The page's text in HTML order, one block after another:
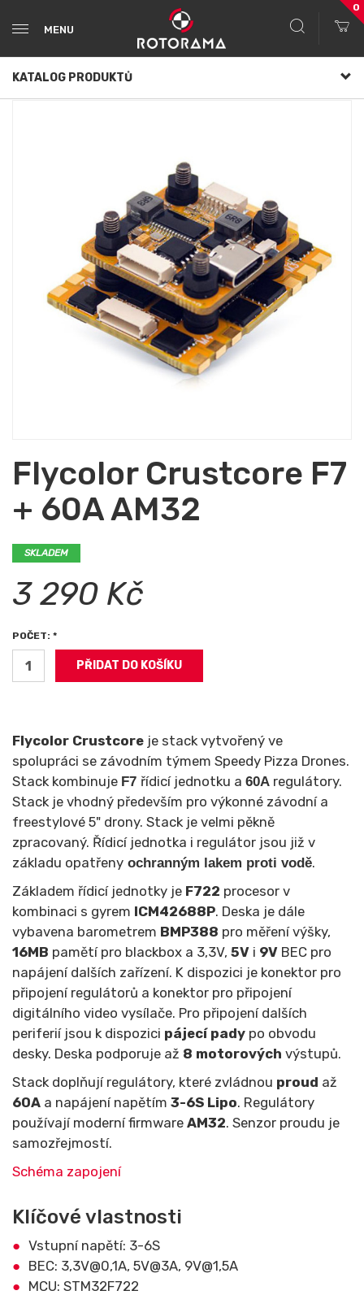
MENU
0
KATALOG PRODUKTŮ
Flycolor Crustcore F7
+ 60A AM32
SKLADEM
3 290 Kč
POČET: *
Flycolor Crustcore je stack vytvořený ve
spolupráci se závodním týmem Speedy Pizza Drones.
Stack kombinuje F7 řídicí jednotku a 60A regulátory.
Stack je vhodný především pro výkonné závodní a
freestylové 5" drony. Stack je velmi pěkně
zpracovaný. Řídicí jednotka i regulátor jsou již v
základu opatřeny ochranným lakem proti vodě.
Základem řídicí jednotky je F722 procesor v
kombinaci s gyrem ICM42688P. Deska je dále
vybavena barometrem BMP388 pro měření výšky,
16MB pamětí pro blackbox a 3,3V, 5V i 9V BEC pro
napájení dalších zařízení. K dispozici je konektor pro
připojení regulátorů a konektor pro připojení
digitálního video vysílače. Pro připojení dalších
periferií jsou k dispozici pájecí pady po obvodu
desky. Deska podporuje až 8 motorových výstupů.
Stack doplňují regulátory, které zvládnou proud až
60A a napájení napětím 3-6S Lipo. Regulátory
používají moderní firmware AM32. Senzor proudu je
samozřejmostí.
Schéma zapojení
Klíčové vlastnosti
Vstupní napětí: 3-6S
BEC: 3,3V@0,1A, 5V@3A, 9V@1,5A
MCU: STM32F722